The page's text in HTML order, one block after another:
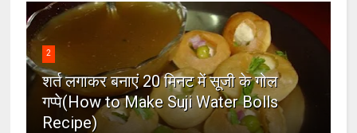
2
शर्त लगाकर बनाएं 20 मिनट में सूजी के गोल
गप्पे(How to Make Suji Water Bolls
Recipe)